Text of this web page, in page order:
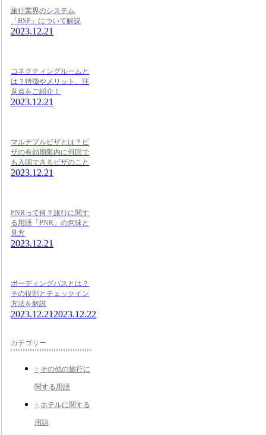
旅行業界のシステム
「BSP」について解説
2023.12.21
コネクティングルームと
は？特徴やメリット、注
意点をご紹介！
2023.12.21
マルチプルビザとは？ビ
ザの有効期限内に何回で
も入国できるビザのこと
2023.12.21
PNRって何？旅行に関す
る用語「PNR」の意味と
見方
2023.12.21
ボーディングパスとは？
その役割とチェックイン
方法を解説
2023.12.21 2023.12.22
カテゴリー
その他の旅行に
関する用語
ホテルに関する
用語